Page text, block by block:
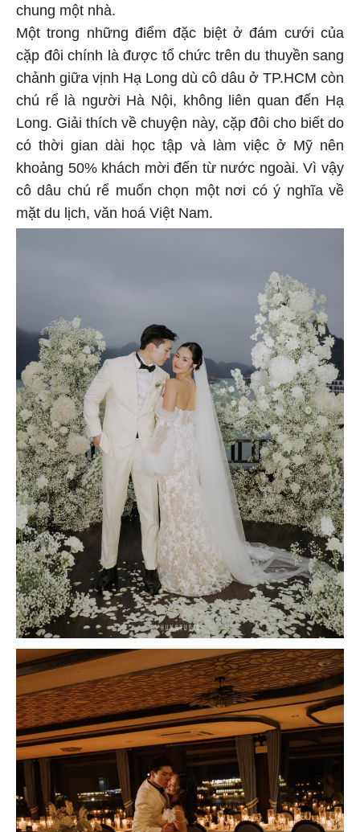
chung một nhà.
Một trong những điểm đặc biệt ở đám cưới của
cặp đôi chính là được tổ chức trên du thuyền sang
chảnh giữa vịnh Hạ Long dù cô dâu ở TP.HCM còn
chú rể là người Hà Nội, không liên quan đến Hạ
Long. Giải thích về chuyện này, cặp đôi cho biết do
có thời gian dài học tập và làm việc ở Mỹ nên
khoảng 50% khách mời đến từ nước ngoài. Vì vậy
cô dâu chú rể muốn chọn một nơi có ý nghĩa về
mặt du lịch, văn hoá Việt Nam.